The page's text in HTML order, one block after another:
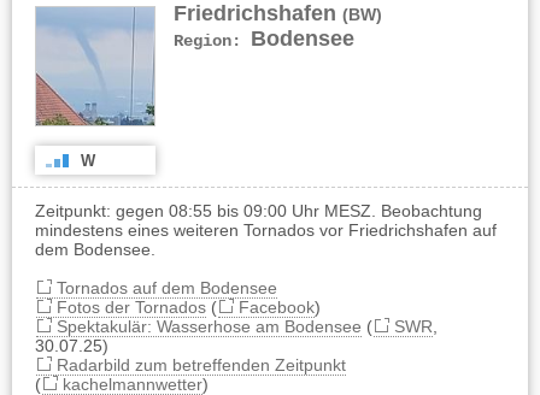
Friedrichshafen (BW)
Region: Bodensee
W
Zeitpunkt: gegen 08:55 bis 09:00 Uhr MESZ. Beobachtung
mindestens eines weiteren Tornados vor Friedrichshafen auf
dem Bodensee.
Tornados auf dem Bodensee
Fotos der Tornados( Facebook)
Spektakulär: Wasserhose am Bodensee ( SWR
30.07.25)
Radarbild zum betreffenden Zeitpunkt
(
kachelmannwetter)